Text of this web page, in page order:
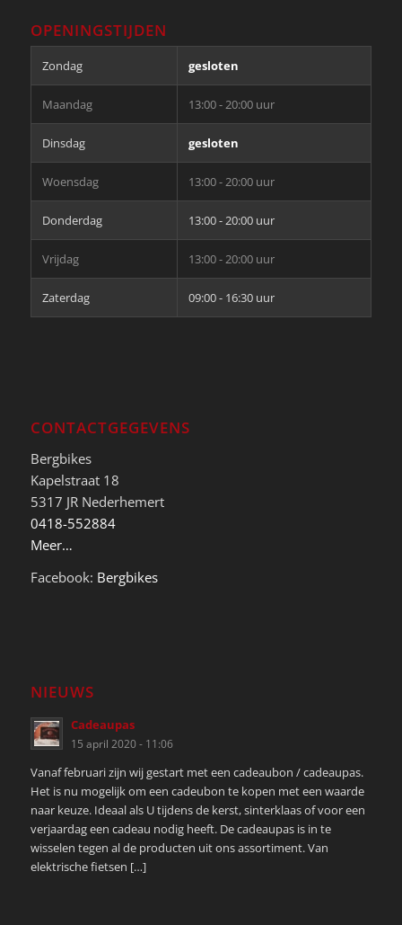
OPENINGSTIJDEN
Zondag gesloten
Maandag 13:00 - 20:00 uur
Dinsdag gesloten
Woensdag 13:00 - 20:00 uur
Donderdag 13:00 - 20:00 uur
Vrijdag 13:00 - 20:00 uur
Zaterdag 09:00 - 16:30 uur
CONTACTGEGEVENS
Bergbikes
Kapelstraat 18
5317 JR Nederhemert
0418-552884
Meer…
Facebook: Bergbikes
NIEUWS
Cadeaupas
15 april 2020 - 11:06
Vanaf februari zijn wij gestart met een cadeaubon / cadeaupas.
Het is nu mogelijk om een cadeubon te kopen met een waarde
naar keuze. Ideaal als U tijdens de kerst, sinterklaas of voor een
verjaardag een cadeau nodig heeft. De cadeaupas is in te
wisselen tegen al de producten uit ons assortiment. Van
elektrische fietsen […]